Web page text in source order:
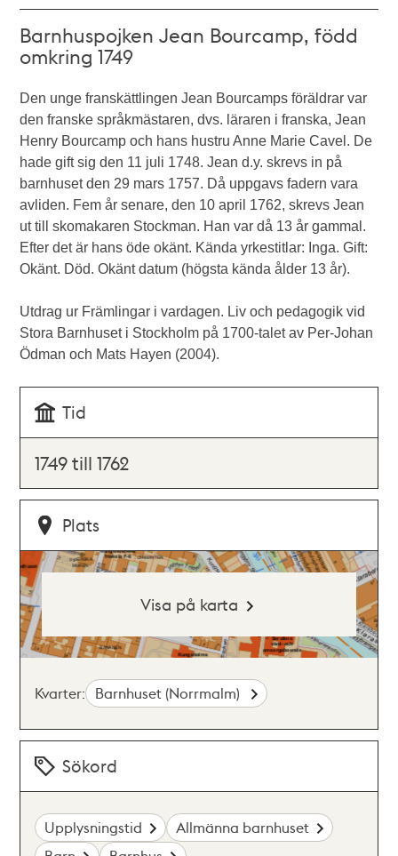
Barnhuspojken Jean Bourcamp, född
omkring 1749
Den unge franskättlingen Jean Bourcamps föräldrar var
den franske språkmästaren, dvs. läraren i franska, Jean
Henry Bourcamp och hans hustru Anne Marie Cavel. De
hade gift sig den 11 juli 1748. Jean d.y. skrevs in på
barnhuset den 29 mars 1757. Då uppgavs fadern vara
avliden. Fem år senare, den 10 april 1762, skrevs Jean
ut till skomakaren Stockman. Han var då 13 år gammal.
Efter det är hans öde okänt. Kända yrkestitlar: Inga. Gift:
Okänt. Död. Okänt datum (högsta kända ålder 13 år).
Utdrag ur Främlingar i vardagen. Liv och pedagogik vid
Stora Barnhuset i Stockholm på 1700-talet av Per-Johan
Ödman och Mats Hayen (2004).
Tid
1749 till 1762
Plats
Visa på karta
Kvarter: Barnhuset (Norrmalm)
Sökord
Upplysningstid
Allmänna barnhuset